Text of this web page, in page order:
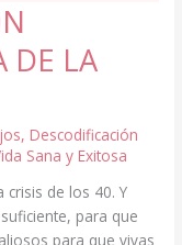
DE LA
, Descodificación
Sana y Exitosa
crisis de los 40. Y
para que
para que vivas